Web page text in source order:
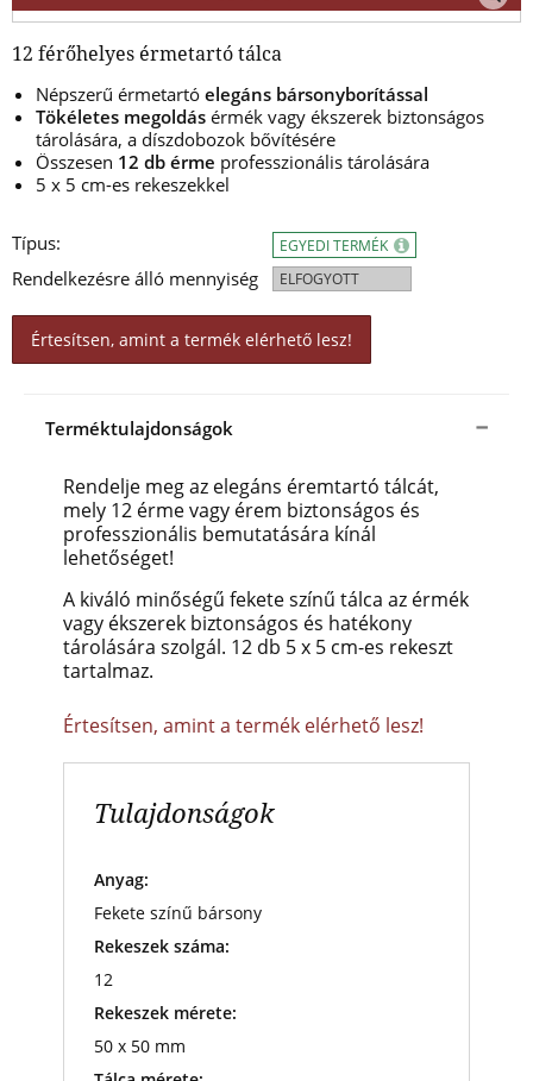
12 férőhelyes érmetartó tálca
Népszerű érmetartó elegáns bársonyborítással
Tökéletes megoldás érmék vagy ékszerek biztonságos
tárolására, a díszdobozok bővítésére
Összesen 12 db érme professzionális tárolására
5 x 5 cm-es rekeszekkel
Típus:
Rendelkezésre álló mennyiség
EGYEDI TERMÉK
ELFOGYOTT
Értesítsen, amint a termék elérhető lesz!
Terméktulajdonságok
Rendelje meg az elegáns éremtartó tálcát,
mely 12 érme vagy érem biztonságos és
professzionális bemutatására kínál
lehetőséget!
A kiváló minőségű fekete színű tálca az érmék
vagy ékszerek biztonságos és hatékony
tárolására szolgál. 12 db 5 x 5 cm-es rekeszt
tartalmaz.
Értesítsen, amint a termék elérhető lesz!
Tulajdonságok
Anyag:
Fekete színű bársony
Rekeszek száma:
12
Rekeszek mérete:
50 x 50 mm